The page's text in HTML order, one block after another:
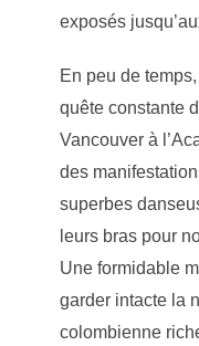
exposés
En peu de
quête constante
Vancouver à
des
superbes
leurs bras pour
Une formidable
garder intacte la
colombienne